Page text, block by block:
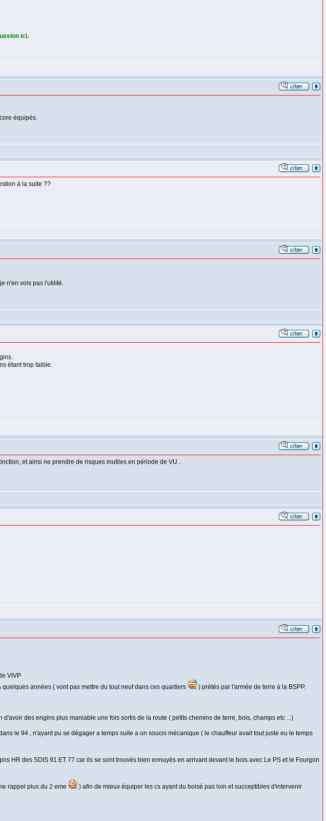
ici.
équipés.
à la suite ??
n'en vois pas l'utilité.
étant trop faible.
et ainsi ne prendre de risques inutiles en période de VU...
VIVP
années ( vont pas mettre du tout neuf dans ces quartiers
) prétés par l'armée de terre à la BSPP.
des engins plus maniable une fois sortis de la route ( petits chemins de terre, bois, champs etc ...)
le 94 , n'ayant pu se dégager a temps suite a un soucis mécanique ( le chauffeur avait tout juste eu le temps
HR des SDIS 91 ET 77 car ils se sont trouvés bien ennuyés en arrivant devant le bois avec Le PS et le Fourgon
rappel plus du 2 eme
) afin de mieux équiper les cs ayant du boisé pas loin et succeptibles d'intervenir